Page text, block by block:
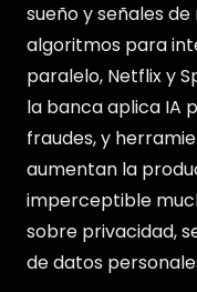
sueño y señales
algoritmos para
paralelo, Netflix y
la banca aplica IA
fraudes, y
aumentan la
imperceptible
sobre privacidad,
de datos